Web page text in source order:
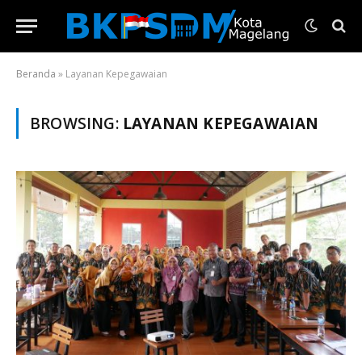
Beranda » Layanan Kepegawaian
BROWSING: LAYANAN KEPEGAWAIAN